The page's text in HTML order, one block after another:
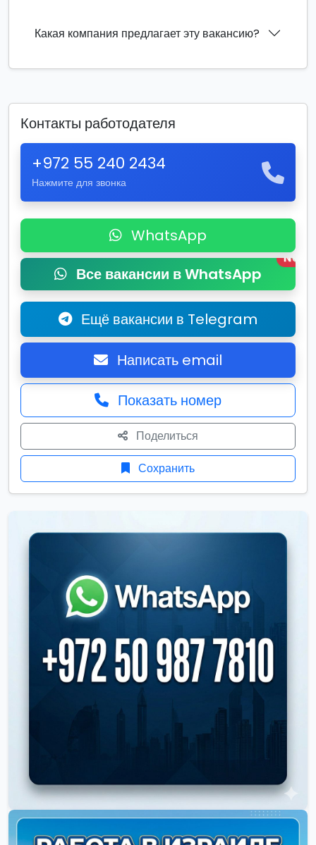
Какая компания предлагает эту вакансию?
Контакты работодателя
+972 55 240 2434
Нажмите для звонка
WhatsApp
Все вакансии в WhatsApp
New
Ещё вакансии в Telegram
Написать email
Показать номер
Поделиться
Сохранить